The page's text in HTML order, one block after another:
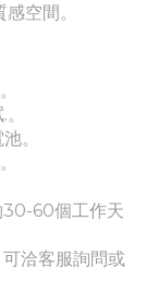
空間。
池。
30-60個工作天
洽客服詢問或